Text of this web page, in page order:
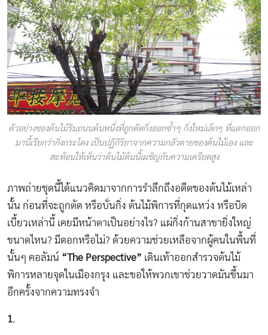
ตัวอย่างของต้นไม้ริมถนนต้นหนึ่งที่ถูกตัดกิ่งออกซ้ำๆ กิ่งใหม่เล็กๆ ที่แตกออก
มานี้เรียกว่ากิ่งกระโดง เป็นปฏิกิริยาจากความกลัวตายของต้นไม้เอง และ
สะท้อนให้เห็นว่าต้นไม้ต้นนี้เผชิญกับความเครียดสูง
ภาพถ่ายชุดนี้ได้แนวคิดมาจากการรำลึกถึงอดีตของต้นไม้เหล่า
นั้น ก่อนที่จะถูกตัด หรือบั่นกิ่ง ต้นไม้พิการที่กุดแหว่ง หรือบิด
เบี้ยวเหล่านี้ เคยมีหน้าตาเป็นอย่างไร? แผ่กิ่งก้านสาขายิ่งใหญ่
ขนาดไหน? มีดอกหรือไม่? ด้วยความช่วยเหลือจากผู้คนในพื้นที่
นั้นๆ คอลัมน์ “The Perspective” เดินเท้าออกสำรวจต้นไม้
พิการหลายจุดในเมืองกรุง และขอให้พวกเขาช่วยวาดมันขึ้นมา
อีกครั้งจากความทรงจำ
1.